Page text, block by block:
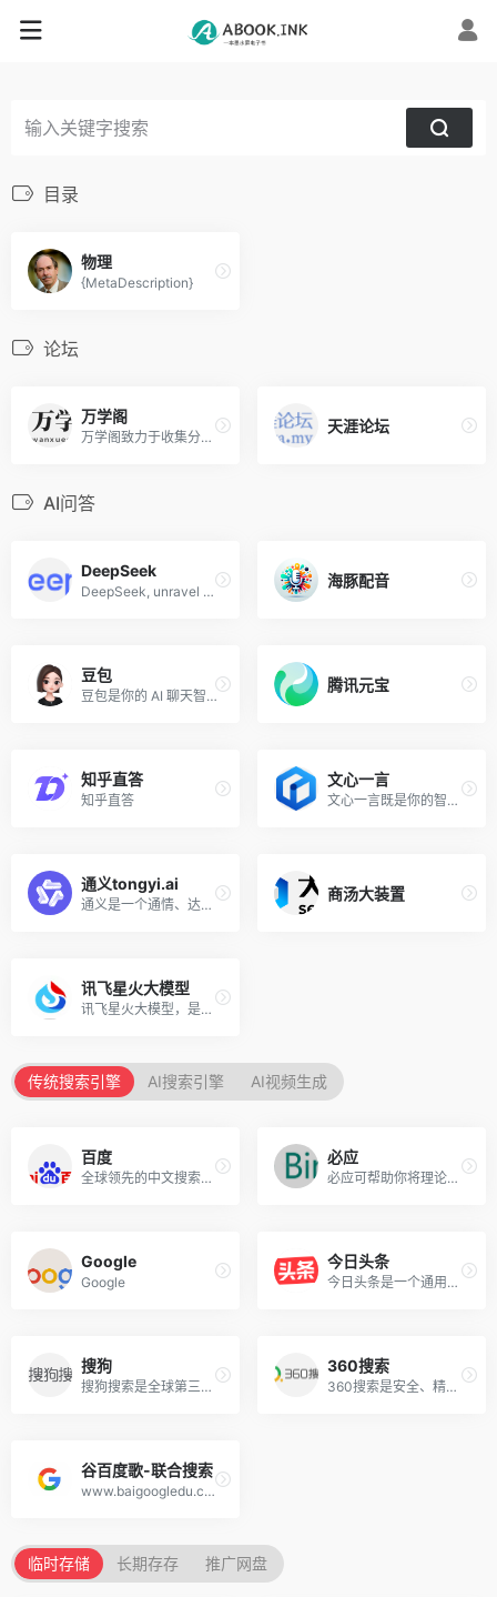
目录
物理
{MetaDescription}
论坛
万学阁
万学阁致力于收集分享各类学习视频和学习资料。包含考研、网络技术、大学、高中、初中、小学，幼教等各类学习资料和视频的网盘分享，供大家免费浏览。
天涯论坛
AI问答
DeepSeek
DeepSeek, unravel the mystery of AGI with curiosity. Answer the essential question with long-termism.
海豚配音
豆包
豆包是你的 AI 聊天智能对话问答助手，写作文案翻译情感陪伴编程全能工具。豆包为你答疑解惑，提供灵感，辅助创作，也可以和你畅聊任何你感兴趣的话题。
腾讯元宝
知乎直答
知乎直答
文心一言
文心一言既是你的智能伙伴，可以陪你聊天、回答问题、画图识图；也是你的AI助手，可以提供灵感、撰写文案、阅读文档、智能翻译，帮你高效完成工作和学习任务。
通义tongyi.ai
通义是一个通情、达义的国产AI模型，可以帮你解答问题、文档阅读、联网搜索并写作总结，最多支持1000万字的文档速读。通义tongyi.ai_你的全能AI助手
商汤大装置
讯飞星火大模型
讯飞星火大模型，是由科大讯飞推出的新一代认知智能大模型，拥有跨领域的知识和语言理解能力，能够基于自然对话方式理解与执行任务，提供语言理解、知识问答、逻辑推理、数学题解答、代码理解与编写等多种能力。
传统搜索引擎 AI搜索引擎 AI视频生成
百度
全球领先的中文搜索引擎、致力于让网民更便捷地获取信息，找到所求。百度超过千亿的中文网页数据库，可以瞬间找到相关的搜索结果。
必应
必应可帮助你将理论付诸实践，使得搜索更加方便快捷，从而达到事半功倍的效果。
Google
Google
今日头条
今日头条是一个通用信息平台，致力于连接人与信息，让优质丰富的信息得到高效精准的分发，促使信息创造价值。
搜狗
搜狗搜索是全球第三代互动式搜索引擎，支持微信公众号和文章搜索、知乎搜索、英文搜索及翻译等，通过自主研发的人工智能算法为用户提供专业、精准、便捷的搜索服务。
360搜索
360搜索是安全、精准、可信赖的新一代搜索引擎，依托于360母品牌的安全优势，全面拦截各类钓鱼欺诈等恶意网站，提供更放心的搜索服务。 360搜索 so靠谱。
谷百度歌-联合搜索
www.baigoogledu.com，双搜索，多搜索，对比搜索，聚合搜索，联合搜索，搜索引擎大全，百度Google一起搜
临时存储 长期存存 推广网盘